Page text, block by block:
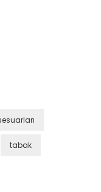
tabak